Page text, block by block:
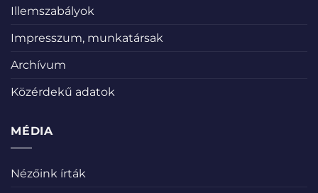
Illemszabályok
Impresszum, munkatársak
Archívum
Közérdekű adatok
MÉDIA
Nézőink írták